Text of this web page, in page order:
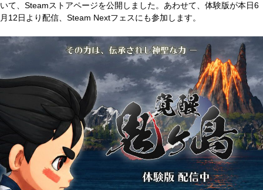
いて、Steamストアページを公開しました。あわせて、体験版が本日6
月12日より配信、Steam Nextフェスにも参加します。